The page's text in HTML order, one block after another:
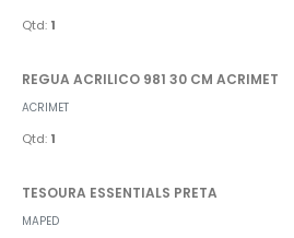
Qtd: 1
REGUA ACRILICO 981 30 CM ACRIMET
ACRIMET
Qtd: 1
TESOURA ESSENTIALS PRETA
MAPED